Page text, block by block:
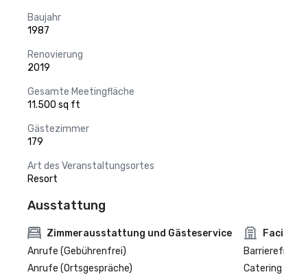
Baujahr
1987
Renovierung
2019
Gesamte Meetingfläche
11.500 sq ft
Gästezimmer
179
Art des Veranstaltungsortes
Resort
Ausstattung
Zimmerausstattung und Gästeservice
Anrufe (Gebührenfrei)
Anrufe (Ortsgespräche)
Catering